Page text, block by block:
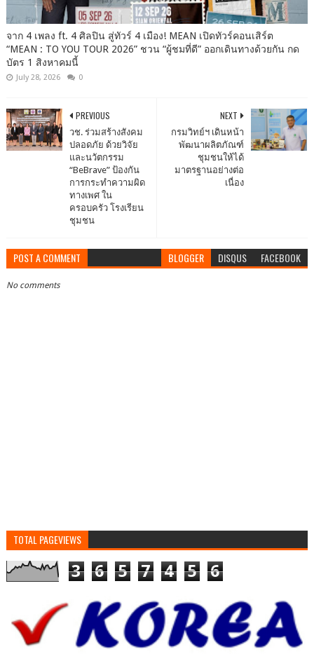
จาก 4 เพลง ft. 4 ศิลปิน สู่ทัวร์ 4 เมือง! MEAN เปิดทัวร์คอนเสิร์ต
“MEAN : TO YOU TOUR 2026” ชวน “ผู้ชมที่ดี” ออกเดินทางด้วยกัน กด
บัตร 1 สิงหาคมนี้
July 28, 2026 0
NEXT
กรมวิทย์ฯ เดินหน้า
พัฒนาผลิตภัณฑ์
ชุมชนให้ได้
มาตรฐานอย่างต่อ
เนื่อง
PREVIOUS
วช. ร่วมสร้างสังคม
ปลอดภัย ด้วยวิจัย
และนวัตกรรม
“BeBrave” ป้องกัน
การกระทำความผิด
ทางเพศ ใน
ครอบครัว โรงเรียน
ชุมชน
POST A COMMENT BLOGGER DISQUS FACEBOOK
No comments
TOTAL PAGEVIEWS
3 6 5 7 4 5 6